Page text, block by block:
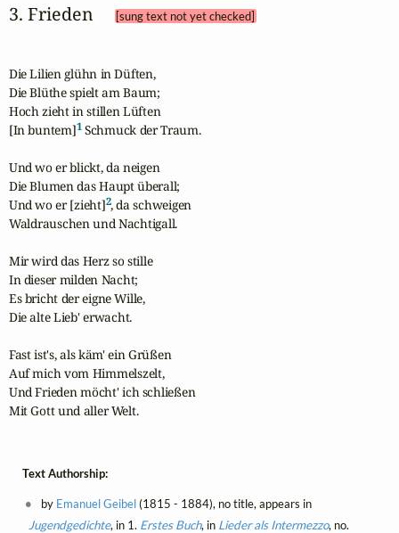
3. Frieden [sung text not yet checked]
Die Lilien glühn in Düften,
Die Blüthe spielt am Baum;
Hoch zieht in stillen Lüften
[In buntem]1 Schmuck der Traum.
Und wo er blickt, da neigen
Die Blumen das Haupt überall;
Und wo er [zieht]2, da schweigen
Waldrauschen und Nachtigall.
Mir wird das Herz so stille
In dieser milden Nacht;
Es bricht der eigne Wille,
Die alte Lieb' erwacht.
Fast ist's, als käm' ein Grüßen
Auf mich vom Himmelszelt,
Und Frieden möcht' ich schließen
Mit Gott und aller Welt.
Text Authorship:
by Emanuel Geibel(1815 - 1884), no title, appears in
Jugendgedichte, in 1. Erstes Buch, in Lieder als Intermezzo, no.